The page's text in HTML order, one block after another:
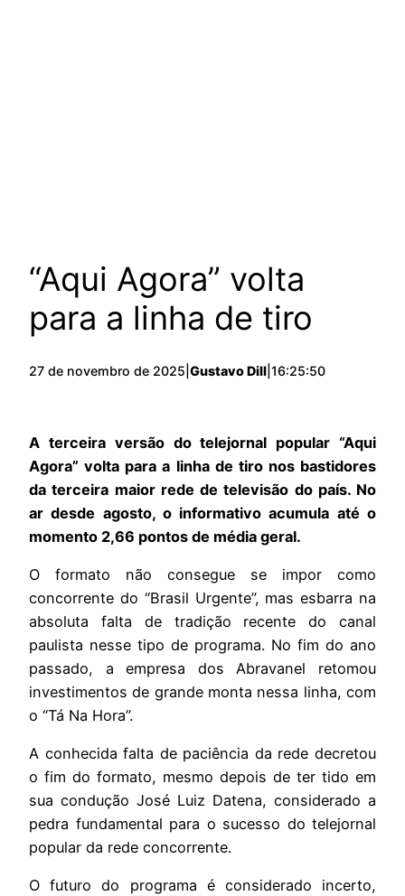
“Aqui Agora” volta
para a linha de tiro
27 de novembro de 2025 Gustavo Dill 16:25:50
A terceira versão do telejornal popular “Aqui
Agora” volta para a linha de tiro nos bastidores
da terceira maior rede de televisão do país. No
ar desde agosto, o informativo acumula até o
momento 2,66 pontos de média geral.
O formato não consegue se impor como
concorrente do “Brasil Urgente”, mas esbarra na
absoluta falta de tradição recente do canal
paulista nesse tipo de programa. No fim do ano
passado, a empresa dos Abravanel retomou
investimentos de grande monta nessa linha, com
o “Tá Na Hora”.
A conhecida falta de paciência da rede decretou
o fim do formato, mesmo depois de ter tido em
sua condução José Luiz Datena, considerado a
pedra fundamental para o sucesso do telejornal
popular da rede concorrente.
O futuro do programa é considerado incerto,